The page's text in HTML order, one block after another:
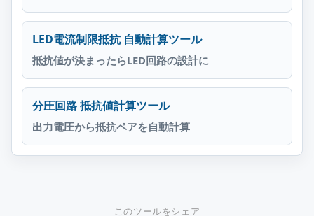
LED電流制限抵抗 自動計算ツール
抵抗値が決まったらLED回路の設計に
分圧回路 抵抗値計算ツール
出力電圧から抵抗ペアを自動計算
このツールをシェア